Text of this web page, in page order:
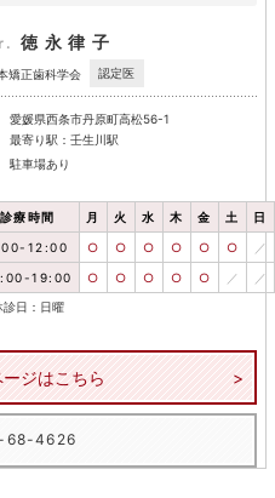
徳永律子
矯正歯科学会 認定医
愛媛県西条市丹原町高松56-1
最寄り駅：壬生川駅
駐車場あり
診療時間 月 火 水 木 金 土 日
12:00 ○ ○ ○ ○ ○ ○ ／
19:00 ○ ○ ○ ○ ○ ／ ／
診日：日曜
ジはこちら
68-4626